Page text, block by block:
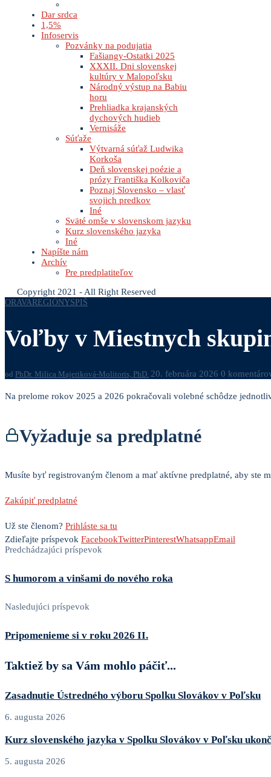
Dar srdca
1,5%
Infoservis
Pozvánky na podujatia
Fašiangy-Ostatki 2025
XXXII. Dni slovenskej
kultúry v Malopoľsku
Národný výstup na Babiu
horu
Prehliadka krajanských
dychových hudieb
Vernisáže
Súťaže
Výtvarná súťaž Ludwika
Korkoša
Deň slovenskej poézie a
prózy Františka Kolkoviča
Poznaj Slovensko – vlasť
svojich predkov
Iné
Sväté omše v slovenskom jazyku
Kurz slovenského jazyka
Iné
Napíšte nám
Archív
Pre predplatiteľov
Copyright 2021 - All Right Reserved
ORAVA REGIÓNYSPIŠ
Voľby v Miestnych
od PhDr. Milica Majeriková-Molitoris, PhD. 20. februára 2026 0
Na prelome rokov 2025 a 2026 pokračovali volebné schôdze
Vyžaduje sa predplatné
Musíte byť registrovaným členom a mať aktívne predplatné, aby ste
Zakúpiť predplatné
Už ste členom? Prihláste sa tu
Zdieľajte príspevok FacebookTwitterPinterestWhatsappEmail
Predchádzajúci príspevok
S humorom a vinšami do nového roka
Nasledujúci príspevok
Pripomenieme si v roku 2026 II.
Taktiež by sa Vám mohlo páčiť...
Zasadnutie Ústredného výboru Spolku Slovákov v Poľsku
6. augusta 2026
Kurz slovenského jazyka v Spolku Slovákov v Poľsku
5. augusta 2026